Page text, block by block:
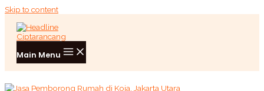
Skip to content
Main Menu